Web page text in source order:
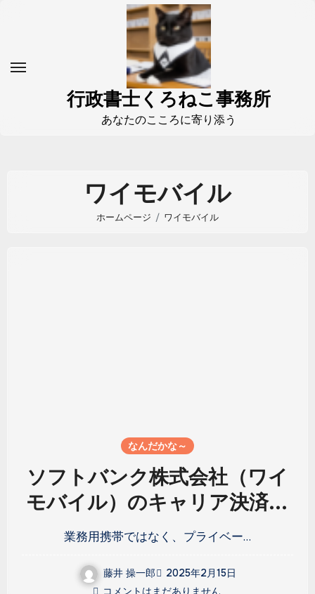
行政書士くろねこ事務所
あなたのこころに寄り添う
ワイモバイル
ホームページ ワイモバイル
なんだかな～
ソフトバンク株式会社（ワイ
モバイル）のキャリア決済に
ついて
業務用携帯ではなく、プライベー…
藤井 操一郎
2025年2月15日
コメントはまだありません